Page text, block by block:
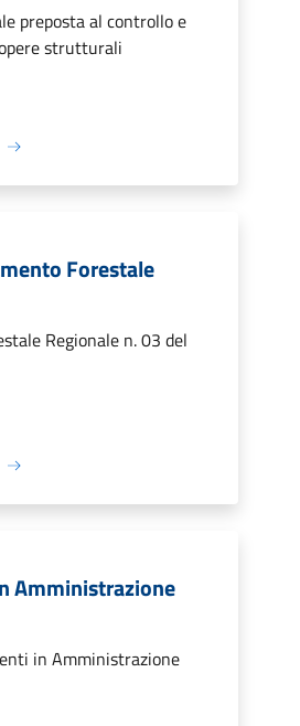
preposta al controllo e
strutturali
Forestale
Regionale n. 03 del
Amministrazione
in Amministrazione